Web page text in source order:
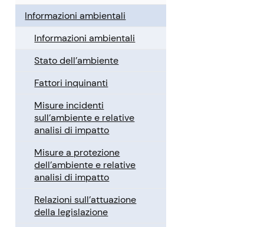
Informazioni ambientali
Informazioni ambientali
Stato dell’ambiente
Fattori inquinanti
Misure incidenti
sull’ambiente e relative
analisi di impatto
Misure a protezione
dell’ambiente e relative
analisi di impatto
Relazioni sull’attuazione
della legislazione